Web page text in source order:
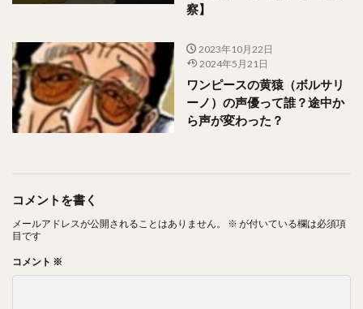
察】
2023年10月22日
2024年5月21日
ワンピースの黄猿（ボルサリ
ーノ）の声優って誰？途中か
ら声が変わった？
コメントを書く
メールアドレスが公開されることはありません。 ※ が付いている欄は必須項
目です
コメント ※